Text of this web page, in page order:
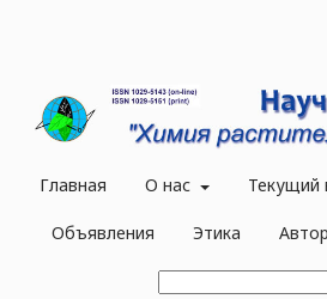
Главная О нас Текущий
Объявления Этика